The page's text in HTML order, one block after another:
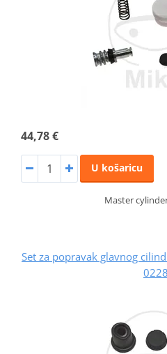
44,78 €
U košaricu
Master
Set za popravak glavnog
0228